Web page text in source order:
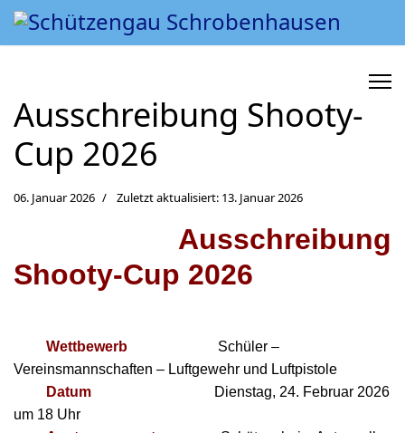
Ausschreibung Shooty-
Cup 2026
06. Januar 2026 Zuletzt aktualisiert: 13. Januar 2026
Ausschreibung
Shooty-Cup 2026
Wettbewerb Schüler –
Vereinsmannschaften – Luftgewehr und Luftpistole
Datum Dienstag, 24. Februar 2026
um 18 Uhr